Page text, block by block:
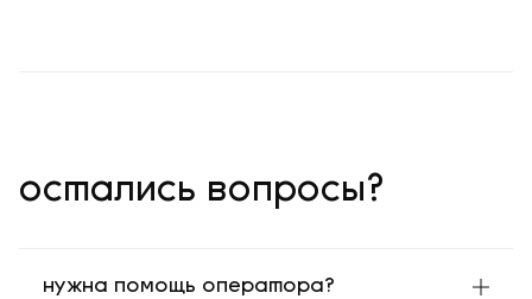
остались вопросы?
нужна помощь оператора?